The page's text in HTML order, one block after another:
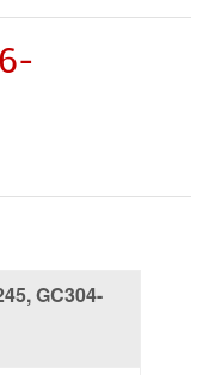
GC304-